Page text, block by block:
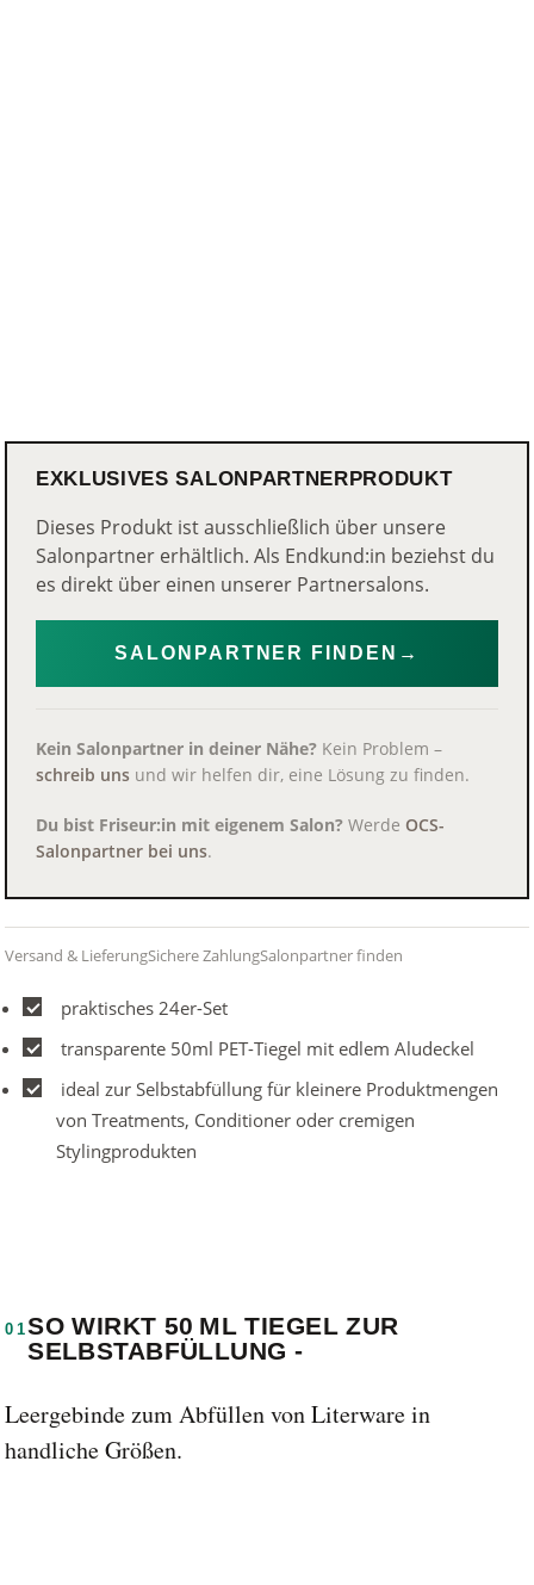
EXKLUSIVES SALONPARTNERPRODUKT
Dieses Produkt ist ausschließlich über unsere
Salonpartner erhältlich. Als Endkund:in beziehst du
es direkt über einen unserer Partnersalons.
SALONPARTNER FINDEN →
Kein Salonpartner in deiner Nähe?Kein Problem –
schreib unsund wir helfen dir, eine Lösung zu finden.
Du bist Friseur:in mit eigenem Salon?Werde OCS-
Salonpartner bei uns.
Versand & LieferungSichere ZahlungSalonpartner finden
praktisches 24er-Set
transparente 50ml PET-Tiegel mit edlem Aludeckel
ideal zur Selbstabfüllung für kleinere Produktmengen
von Treatments, Conditioner oder cremigen
Stylingprodukten
01SO WIRKT 50 ML TIEGEL ZUR
SELBSTABFÜLLUNG -
Leergebinde zum Abfüllen von Literware in
handliche Größen.